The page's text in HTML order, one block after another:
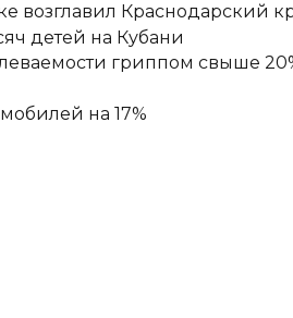
возглавил Краснодарский
детей на Кубани
гриппом свыше
на 17%